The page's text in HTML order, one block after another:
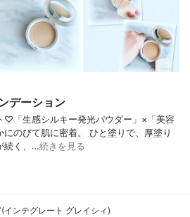
デーション
♡「生感シルキー発光パウダー」×「美容
のびて肌に密着。 ひと塗りで、厚塗り
続く、…続きを見る
インテグレート グレイシィ)